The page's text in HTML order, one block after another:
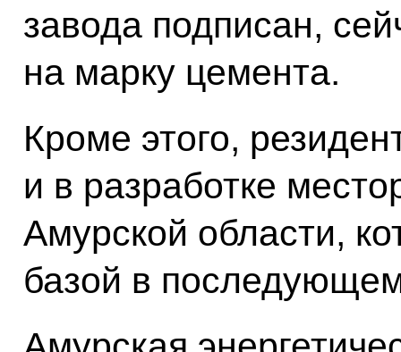
завода подписан,
на марку цемента.
Кроме этого,
и в разработке
Амурской области,
базой в